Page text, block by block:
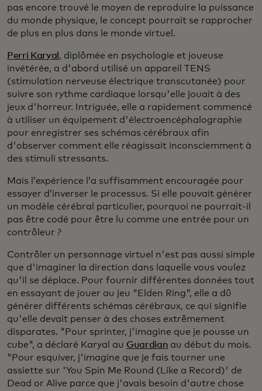
pas encore trouvé le moyen de reproduire la puissance
du monde physique, le concept pourrait se rapprocher
de plus en plus dans le monde virtuel.
Perri Karyal , diplômée en psychologie et joueuse
invétérée, a d'abord utilisé un appareil TENS
(stimulation nerveuse électrique transcutanée) pour
suivre son rythme cardiaque lorsqu'elle jouait à des
jeux d'horreur. Intriguée, elle a rapidement commencé
à utiliser un équipement d'électroencéphalographie
pour enregistrer ses schémas cérébraux afin
d'observer comment elle réagissait inconsciemment à
des stimuli stressants.
Mais l’expérience l’a suffisamment encouragée pour
essayer d’inverser le processus. Si elle pouvait générer
un modèle cérébral particulier, pourquoi ne pourrait-il
pas être codé pour être lu comme une entrée pour un
contrôleur ?
Contrôler un personnage virtuel n'est pas aussi simple
que d'imaginer la direction dans laquelle vous voulez
qu'il se déplace. Pour fournir différentes données tout
en essayant de jouer au jeu "Elden Ring", elle a dû
générer différents schémas cérébraux, ce qui signifie
qu'elle devait penser à des choses extrêmement
disparates. "Pour sprinter, j'imagine que je pousse un
cube", a déclaré Karyal au Guardian au début du mois.
"Pour esquiver, j'imagine que je fais tourner une
assiette sur 'You Spin Me Round (Like a Record)' de
Dead or Alive parce que j'avais besoin d'autre chose